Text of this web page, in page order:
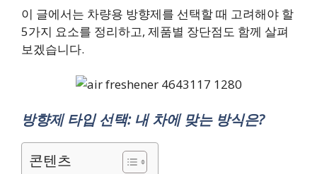
이 글에서는 차량용 방향제를 선택할 때 고려해야 할
5가지 요소를 정리하고, 제품별 장단점도 함께 살펴
보겠습니다.
방향제 타입 선택: 내 차에 맞는 방식은?
콘텐츠